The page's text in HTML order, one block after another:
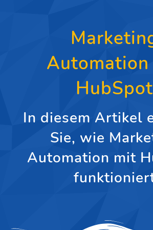
HubSpot
In diesem Artikel
Sie, wie
Automation mit